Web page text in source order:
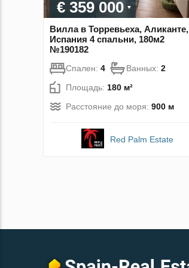
€ 359 000
Вилла в Торревьеха, Аликанте,
Испания 4 спальни, 180м2
№190182
Спален: 4 Ванных: 2
Площадь: 180 м²
Расстояние до моря: 900 м
Red Palm Estate